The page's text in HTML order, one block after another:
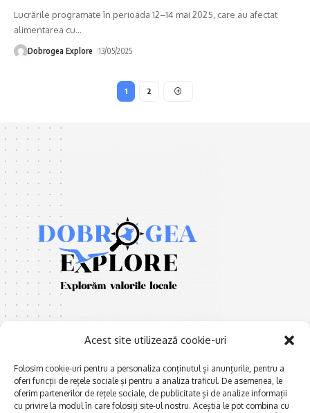
Acest site utilizează cookie-uri
Folosim cookie-uri pentru a personaliza conținutul și anunțurile, pentru a
oferi funcții de rețele sociale și pentru a analiza traficul. De asemenea, le
oferim partenerilor de rețele sociale, de publicitate și de analize informații
cu privire la modul în care folosiți site-ul nostru. Aceștia le pot combina cu
Lucrările programate în perioada 12–14 mai 2025, care au afectat
alimentarea cu…
Dobrogea Explore 13/05/2025
1 2
E xplorăm Dobrogea,
Explorăm valorile locale:
Afaceri și meșteșuguri
Actualitate